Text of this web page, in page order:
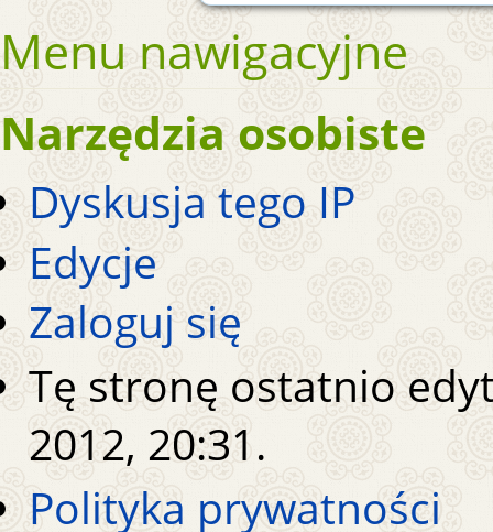
Menu nawigacyjne
Narzędzia osobiste
Dyskusja tego IP
Edycje
Zaloguj się
Tę stronę ostatnio
2012, 20:31.
Polityka prywatności